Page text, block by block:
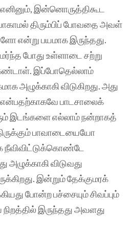
இன்னொருத்திகூட
திரும்பிப் போவதை அவள்
என்று பயமாக இருந்தது.
போது உள்ளாடை சற்று
இப்போதெல்லாம்
அழுக்காகி விடுகிறது. அது
என்பதற்காகவே பாடசாலைக்
இடங்களை எல்லாம் நன்றாகத்
பாவாடையையோ
விடுவது
இன்றும் தேக்குமரக்
போன்ற பச்சையும் சிவப்பும்
இருந்தது அவளது